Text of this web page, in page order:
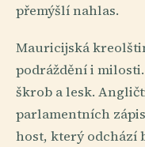
přemýšlí nahlas.
Mauricijská
podráždění i
škrob a lesk.
parlamentních
host, který odchází